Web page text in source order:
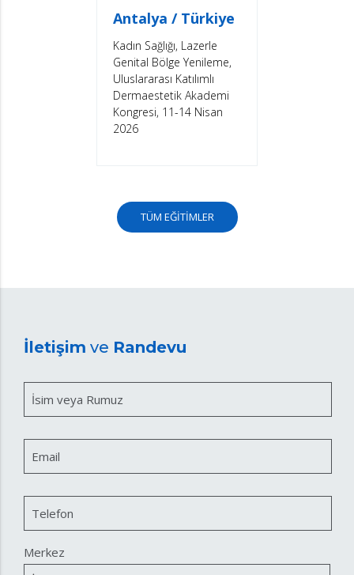
Antalya / Türkiye
Kadın Sağlığı, Lazerle
Genital Bölge Yenileme,
Uluslararası Katılımlı
Dermaestetik Akademi
Kongresi, 11-14 Nisan
2026
TÜM EĞİTİMLER
İletişim ve Randevu
İsim veya Rumuz
Email
Telefon
Merkez